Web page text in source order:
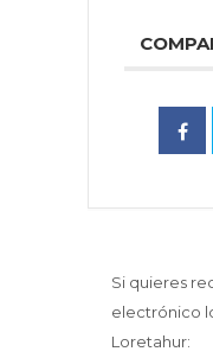
Si quieres
electrónico
Loretahur: